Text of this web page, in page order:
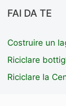
FAI DA TE
Costruire un
Riciclare
Riciclare la